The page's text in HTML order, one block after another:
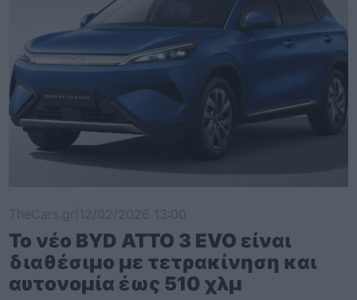
Το νέο BYD ATTO 3 EVO είναι
διαθέσιμο με τετρακίνηση και
αυτονομία έως 510 χλμ